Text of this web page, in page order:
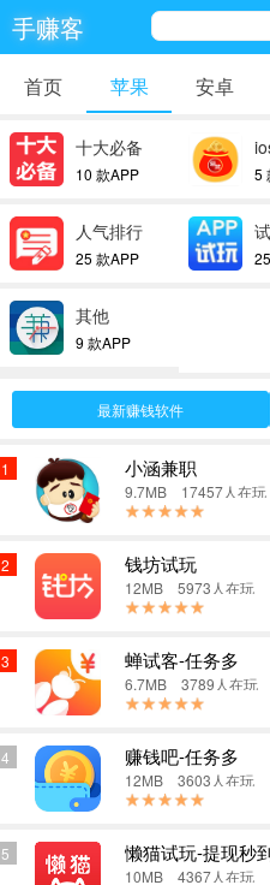
手赚客
首页 苹果 安卓
十大必备
10 款APP 5
人气排行
25 款APP
其他
9 款APP
最新赚钱软件
1 小涵兼职
9.7MB 17457人在玩
2 钱坊试玩
12MB 5973人在玩
3 蝉试客-任务多
6.7MB 3789人在玩
4 赚钱吧-任务多
12MB 3603人在玩
5 懒猫试玩-提现秒
10MB 4367人在玩